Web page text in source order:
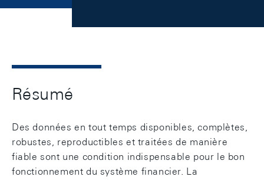
Résumé
Des données en tout temps disponibles, complètes,
robustes, reproductibles et traitées de manière
fiable sont une condition indispensable pour le bon
fonctionnement du système financier. La